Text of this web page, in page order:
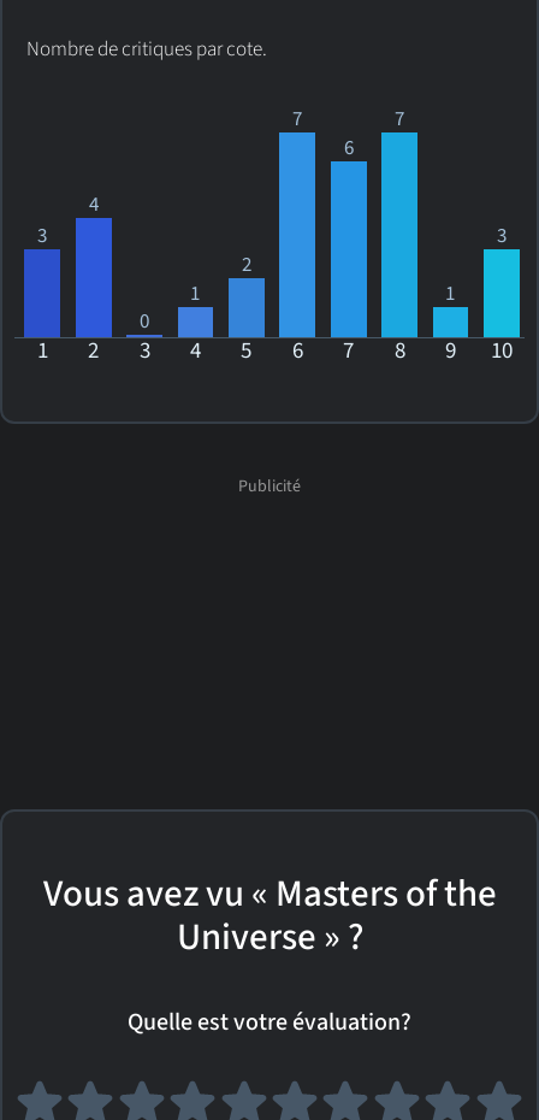
Nombre de critiques par cote.
3
4
0
1
2
7
6
7
1
3
1 2 3 4 5 6 7 8 9 10
Vous avez vu « Masters of the
Universe » ?
Quelle est votre évaluation?